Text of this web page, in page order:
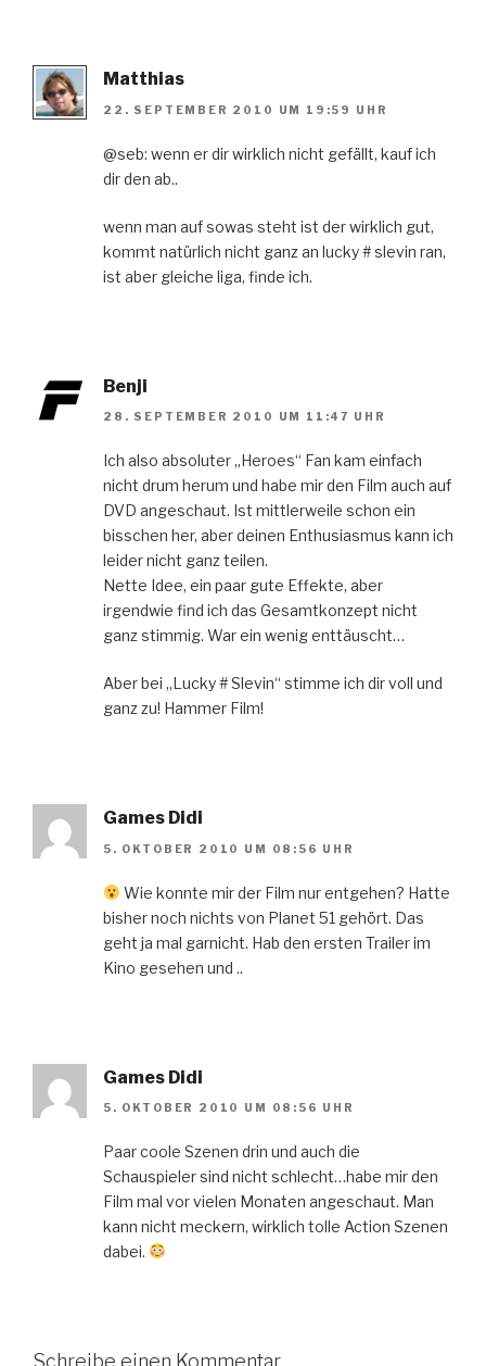
Matthias
22. SEPTEMBER 2010 UM 19:59 UHR
@seb: wenn er dir wirklich nicht gefällt, kauf ich
dir den ab..
wenn man auf sowas steht ist der wirklich gut,
kommt natürlich nicht ganz an lucky # slevin ran,
ist aber gleiche liga, finde ich.
Benji
28. SEPTEMBER 2010 UM 11:47 UHR
Ich also absoluter „Heroes“ Fan kam einfach
nicht drum herum und habe mir den Film auch auf
DVD angeschaut. Ist mittlerweile schon ein
bisschen her, aber deinen Enthusiasmus kann ich
leider nicht ganz teilen.
Nette Idee, ein paar gute Effekte, aber
irgendwie find ich das Gesamtkonzept nicht
ganz stimmig. War ein wenig enttäuscht…
Aber bei „Lucky # Slevin“ stimme ich dir voll und
ganz zu! Hammer Film!
Games Didi
5. OKTOBER 2010 UM 08:56 UHR
Wie konnte mir der Film nur entgehen? Hatte
bisher noch nichts von Planet 51 gehört. Das
geht ja mal garnicht. Hab den ersten Trailer im
Kino gesehen und ..
Games Didi
5. OKTOBER 2010 UM 08:56 UHR
Paar coole Szenen drin und auch die
Schauspieler sind nicht schlecht…habe mir den
Film mal vor vielen Monaten angeschaut. Man
kann nicht meckern, wirklich tolle Action Szenen
dabei.
Schreibe einen Kommentar